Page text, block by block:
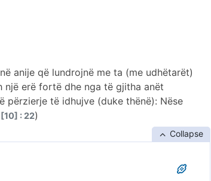
anije që lundrojnë me ta (me udhëtarët)
një erë fortë dhe nga të gjitha anët
përzierje të idhujve (duke thënë): Nëse
: 22)
Collapse